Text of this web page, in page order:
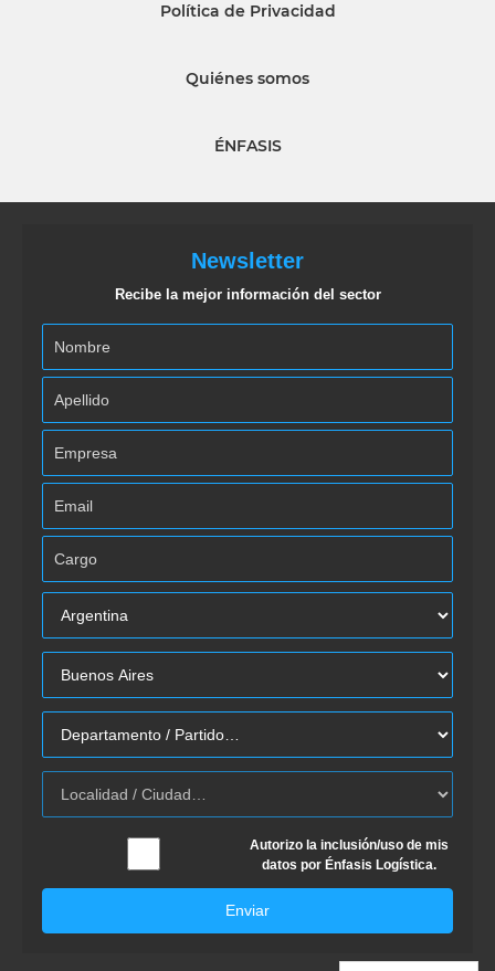
Política de Privacidad
Quiénes somos
ÉNFASIS
Newsletter
Recibe la mejor información del sector
Autorizo la inclusión/uso de mis
datos por Énfasis Logística.
Enviar